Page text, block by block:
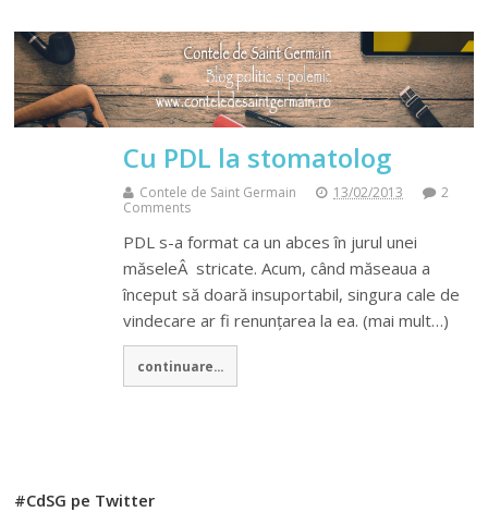
Cu PDL la stomatolog
Contele de Saint Germain 13/02/2013
2
Comments
PDL s-a format ca un abces în jurul unei
măseleÂ stricate. Acum, când măseaua a
început să doară insuportabil, singura cale de
vindecare ar fi renunțarea la ea. (mai mult…)
continuare...
#CdSG pe Twitter